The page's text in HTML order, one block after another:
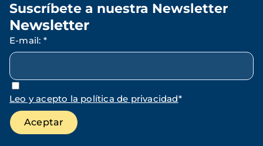
Suscríbete a nuestra Newsletter
Newsletter
E-mail: *
Leo y acepto la política de privacidad*